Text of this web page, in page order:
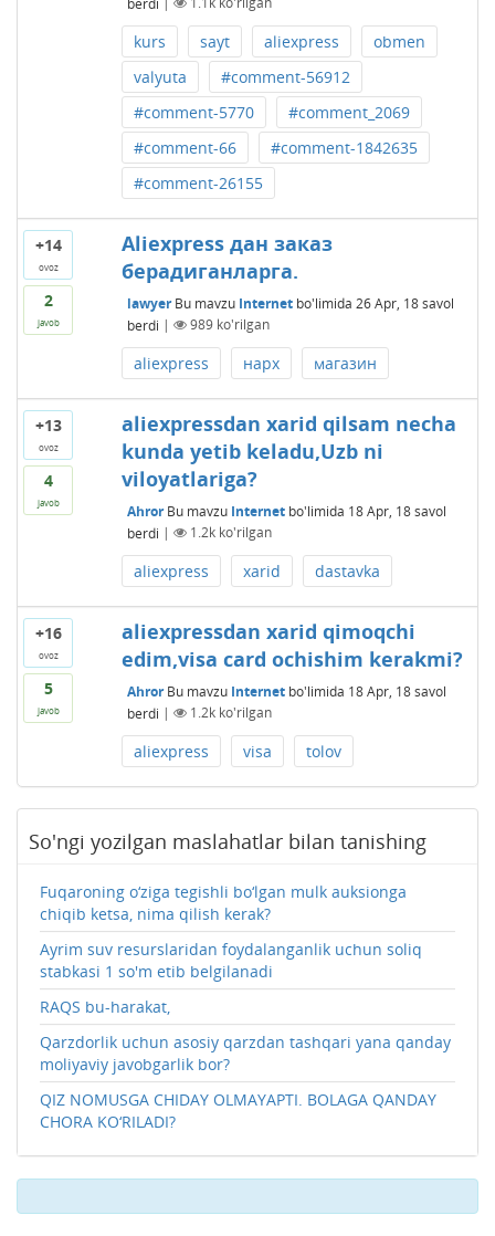
kurs sayt aliexpress
obmen
valyuta
#comment-56912
#comment-5770
#comment_2069
#comment-66
#comment-1842635
#comment-26155
+14
ovoz
2
javob
Aliexpress дан заказ
берадиганларга.
lawyer Bu mavzu Internetbo'limida 26 Apr, 18 savol
berdi | 989ko'rilgan
aliexpress нарх магазин
+13
ovoz
4
javob
aliexpressdan xarid qilsam necha
kunda yetib keladu,Uzb ni
viloyatlariga?
Ahror Bu mavzu Internetbo'limida 18 Apr, 18 savol
berdi | 1.2kko'rilgan
aliexpress xarid dastavka
+16
ovoz
5
javob
aliexpressdan xarid qimoqchi
edim,visa card ochishim kerakmi?
Ahror Bu mavzu Internetbo'limida 18 Apr, 18 savol
berdi | 1.2kko'rilgan
aliexpress visa tolov
So'ngi yozilgan maslahatlar bilan tanishing
Fuqaroning o‘ziga tegishli bo‘lgan mulk auksionga
chiqib ketsa, nima qilish kerak?
Ayrim suv resurslaridan foydalanganlik uchun soliq
stabkasi 1 so'm etib belgilanadi
RAQS bu-harakat,
Qarzdorlik uchun asosiy qarzdan tashqari yana qanday
moliyaviy javobgarlik bor?
QIZ NOMUSGA CHIDAY OLMAYAPTI. BOLAGA QANDAY
CHORA KO‘RILADI?